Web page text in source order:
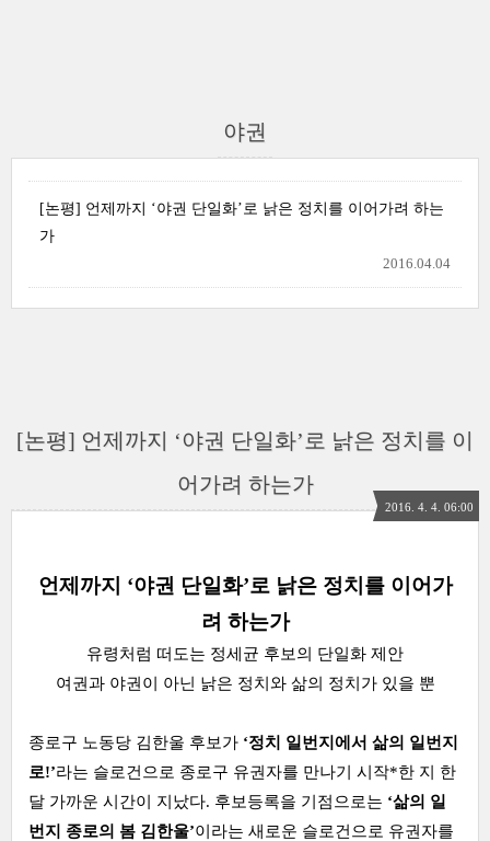
야권
[논평] 언제까지 ‘야권 단일화’로 낡은 정치를 이어가려 하는
가
2016.04.04
[논평] 언제까지 ‘야권 단일화’로 낡은 정치를 이
어가려 하는가
2016. 4. 4. 06:00
언제까지 ‘야권 단일화’로 낡은 정치를 이어가
려 하는가
유령처럼 떠도는 정세균 후보의 단일화 제안
여권과 야권이 아닌 낡은 정치와 삶의 정치가 있을 뿐
종로구 노동당 김한울 후보가 ‘정치 일번지에서 삶의 일번지
로!’라는 슬로건으로 종로구 유권자를 만나기 시작*한 지 한
달 가까운 시간이 지났다. 후보등록을 기점으로는 ‘삶의 일
번지 종로의 봄 김한울’이라는 새로운 슬로건으로 유권자를